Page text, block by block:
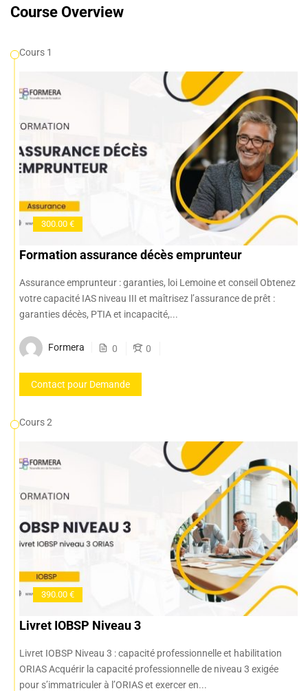
Course Overview
Cours 1
300.00 €
Formation assurance décès emprunteur
Assurance emprunteur : garanties, loi Lemoine et conseil Obtenez
votre capacité IAS niveau III et maîtrisez l’assurance de prêt :
garanties décès, PTIA et incapacité,...
Formera 0 0
Contact pour Demande
Cours 2
390.00 €
Livret IOBSP Niveau 3
Livret IOBSP Niveau 3 : capacité professionnelle et habilitation
ORIAS Acquérir la capacité professionnelle de niveau 3 exigée
pour s’immatriculer à l’ORIAS et exercer en...